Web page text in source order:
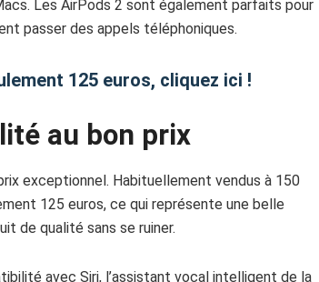
Les AirPods 2 sont également parfaits pour
passer des appels téléphoniques.
125 euros, cliquez ici !
au bon prix
exceptionnel. Habituellement vendus à 150
125 euros, ce qui représente une belle
de qualité sans se ruiner.
avec Siri, l’assistant vocal intelligent de la